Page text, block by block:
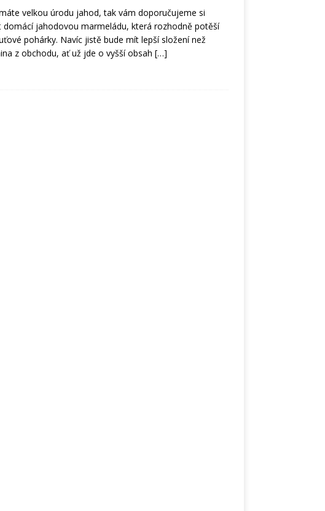
velkou úrodu jahod, tak vám doporučujeme si
domácí jahodovou marmeládu, která rozhodně potěší
pohárky. Navíc jistě bude mít lepší složení než
z obchodu, ať už jde o vyšší obsah […]